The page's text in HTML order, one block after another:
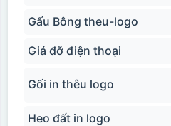
Gấu Bông theu-logo
Giá đỡ điện thoại
Gối in thêu logo
Heo đất in logo